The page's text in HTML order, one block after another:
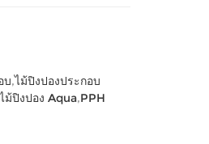
บ,ไม้ปิงปองประกอบ
ไม้ปิงปอง Aqua,PPH